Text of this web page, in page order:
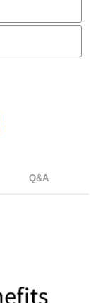
Q&A